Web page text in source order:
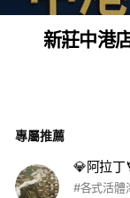
新莊中港
專屬推薦
💎阿拉丁